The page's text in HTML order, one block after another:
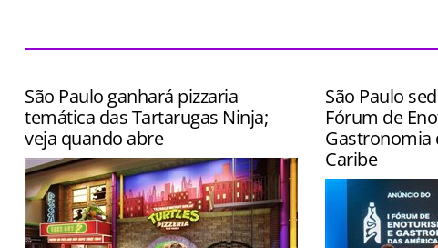
São Paulo ganhará pizzaria
temática das Tartarugas Ninja;
veja quando abre
São Paulo
Fórum de
Gastronomia
Caribe